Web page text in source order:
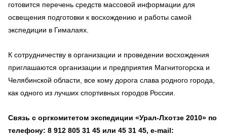
готовится перечень средств массовой информации для
освещения подготовки к восхождению и работы самой
экспедиции в Гималаях.
К сотрудничеству в организации и проведении восхождения
приглашаются организации и предприятия Магнитогорска и
Челябинской области, все кому дорога слава родного города,
как одного из лучших спортивных городов России.
Связь с оргкомитетом экспедиции «Урал-Лхотзе 2010» по
телефону: 8 912 805 31 45 или 45 31 45, e-mail: